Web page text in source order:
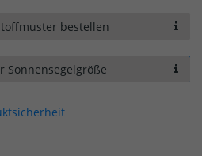
bestellen
Sonnensegelgröße